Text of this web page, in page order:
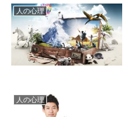
人の心理
人の心理